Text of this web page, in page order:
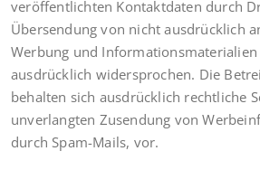
veröffentlichten Kontaktdaten durch
Übersendung von nicht ausdrücklich
Werbung und
ausdrücklich widersprochen. Die
behalten sich ausdrücklich rechtliche
unverlangten Zusendung von
durch Spam-Mails, vor.